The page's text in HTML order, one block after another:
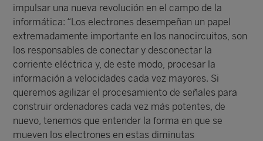
impulsar una nueva revolución en el campo de la
informática: “Los electrones desempeñan un papel
extremadamente importante en los nanocircuitos, son
los responsables de conectar y desconectar la
corriente eléctrica y, de este modo, procesar la
información a velocidades cada vez mayores. Si
queremos agilizar el procesamiento de señales para
construir ordenadores cada vez más potentes, de
nuevo, tenemos que entender la forma en que se
mueven los electrones en estas diminutas